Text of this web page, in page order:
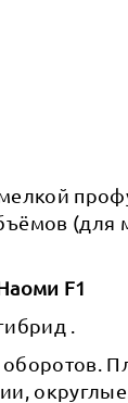
(для
F1
.
округлые.